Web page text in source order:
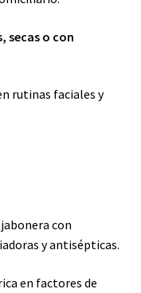
secas o con
rutinas faciales y
con
y antisépticas.
en factores de